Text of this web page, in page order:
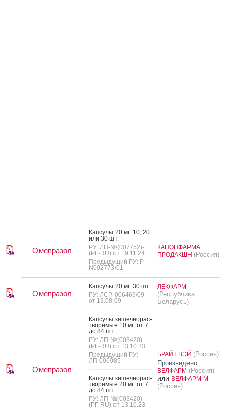
Омепразол
Кап­су­лы 20 мг: 10, 20
или 30 шт.
РУ: ЛП-№(007752)-
(РГ-RU) от 19.11.24
Предыдущий РУ: Р
N002773/01
КАНОНФАРМА
ПРОДАКШН (Россия)
Омепразол
Кап­су­лы 20 мг: 30 шт.
РУ: ЛСР-006469/09
от 13.08.09
ЛЕКФАРМ
(Республика
Беларусь)
Омепразол
Кап­су­лы ки­шеч­но­рас­
тво­римые 10 мг: от 7
до 84 шт.
РУ: ЛП-№(003420)-
(РГ-RU) от 13.10.23
Предыдущий РУ:
ЛП-006985
Кап­су­лы ки­шеч­но­рас­
тво­римые 20 мг: от 7
до 84 шт.
РУ: ЛП-№(003420)-
(РГ-RU) от 13.10.23
БРАЙТ ВЭЙ (Россия)
Произведено:
ВЕЛФАРМ (Россия)
или ВЕЛФАРМ-М
(Россия)